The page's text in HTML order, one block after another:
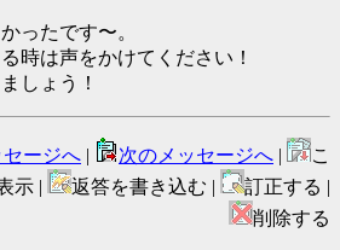
ったです〜。
時は声をかけてください！
しょう！
ージへ | 次のメッセージへ |
こ
示 |
返答を書き込む |
訂正する |
削除する